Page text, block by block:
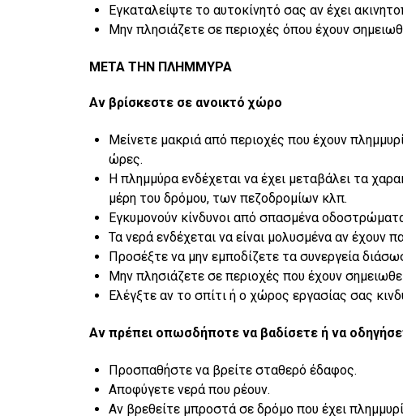
Εγκαταλείψτε το αυτοκίνητό σας αν έχει
Μην πλησιάζετε σε περιοχές όπου έχουν
ΜΕΤΑ ΤΗΝ ΠΛΗΜΜΥΡΑ
Αν βρίσκεστε σε ανοικτό χώρο
Μείνετε μακριά από περιοχές που έχουν
ώρες.
Η πλημμύρα ενδέχεται να έχει μεταβάλει τα
μέρη του δρόμου, των πεζοδρομίων κλπ.
Εγκυμονούν κίνδυνοι από σπασμένα
Τα νερά ενδέχεται να είναι μολυσμένα αν έχουν
Προσέξτε να μην εμποδίζετε τα συνεργεία
Μην πλησιάζετε σε περιοχές που έχουν
Ελέγξτε αν το σπίτι ή ο χώρος εργασίας σας
Αν πρέπει οπωσδήποτε να βαδίσετε ή να
Προσπαθήστε να βρείτε σταθερό έδαφος.
Αποφύγετε νερά που ρέουν.
Αν βρεθείτε μπροστά σε δρόμο που έχει